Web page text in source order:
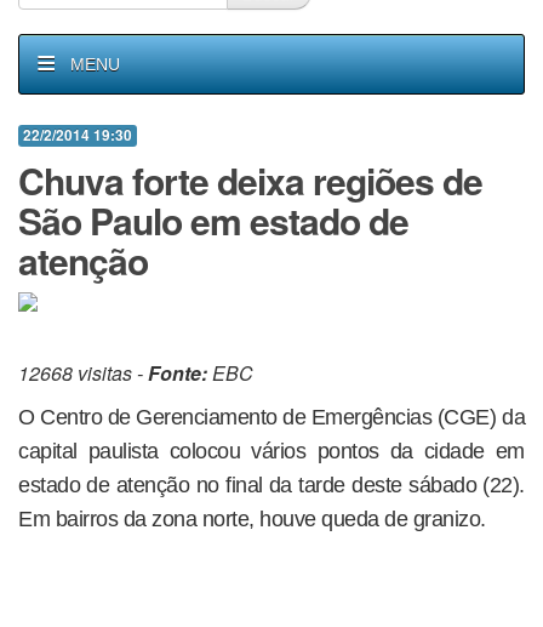
MENU
22/2/2014 19:30
Chuva forte deixa regiões de
São Paulo em estado de
atenção
12668 visitas -Fonte:EBC
O Centro de Gerenciamento de Emergências (CGE) da
capital paulista colocou vários pontos da cidade em
estado de atenção no final da tarde deste sábado (22).
Em bairros da zona norte, houve queda de granizo.